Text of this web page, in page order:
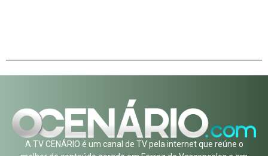
A TV CENÁRIO é um canal de TV pela internet que reúne o